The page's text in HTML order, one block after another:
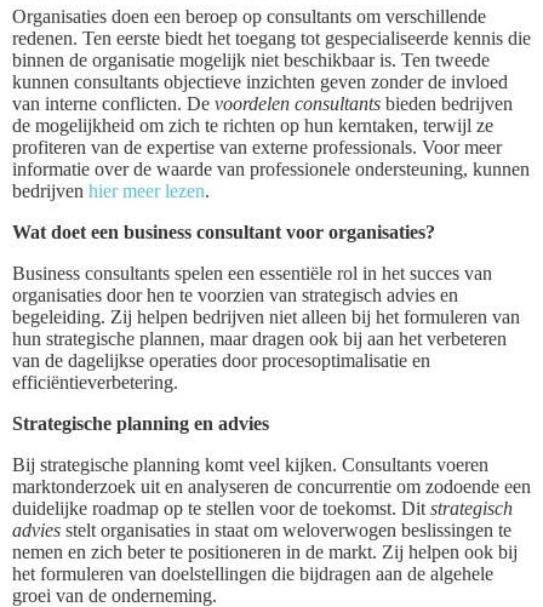
Organisaties doen een beroep op consultants om verschillende
redenen. Ten eerste biedt het toegang tot gespecialiseerde kennis die
binnen de organisatie mogelijk niet beschikbaar is. Ten tweede
kunnen consultants objectieve inzichten geven zonder de invloed
van interne conflicten. De voordelen consultants bieden bedrijven
de mogelijkheid om zich te richten op hun kerntaken, terwijl ze
profiteren van de expertise van externe professionals. Voor meer
informatie over de waarde van professionele ondersteuning, kunnen
bedrijven hier meer lezen.
Wat doet een business consultant voor organisaties?
Business consultants spelen een essentiële rol in het succes van
organisaties door hen te voorzien van strategisch advies en
begeleiding. Zij helpen bedrijven niet alleen bij het formuleren van
hun strategische plannen, maar dragen ook bij aan het verbeteren
van de dagelijkse operaties door procesoptimalisatie en
efficiëntieverbetering.
Strategische planning en advies
Bij strategische planning komt veel kijken. Consultants voeren
marktonderzoek uit en analyseren de concurrentie om zodoende een
duidelijke roadmap op te stellen voor de toekomst. Dit strategisch
advies stelt organisaties in staat om weloverwogen beslissingen te
nemen en zich beter te positioneren in de markt. Zij helpen ook bij
het formuleren van doelstellingen die bijdragen aan de algehele
groei van de onderneming.